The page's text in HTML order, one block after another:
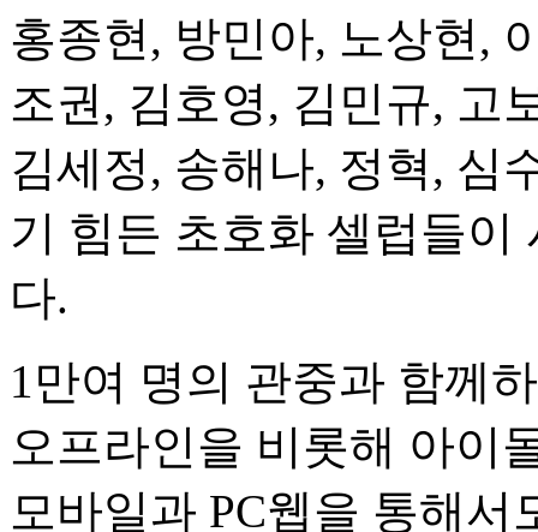
홍종현, 방민아, 노상현,
조권, 김호영, 김민규, 고
김세정, 송해나, 정혁, 심
기 힘든 초호화 셀럽들이
다.
1만여 명의 관중과 함께
오프라인을 비롯해 아이
모바일과 PC웹을 통해서